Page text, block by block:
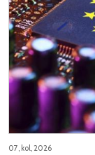
07, kol, 2026